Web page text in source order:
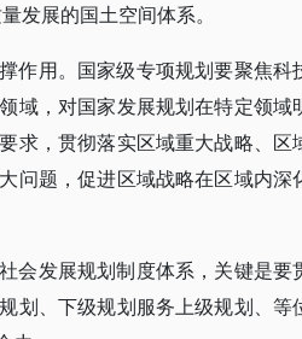
发展的国土空间体系。
作用。国家级专项规划要聚焦科
域，对国家发展规划在特定领域
求，贯彻落实区域重大战略、区
问题，促进区域战略在区域内深
会发展规划制度体系，关键是要
划、下级规划服务上级规划、等